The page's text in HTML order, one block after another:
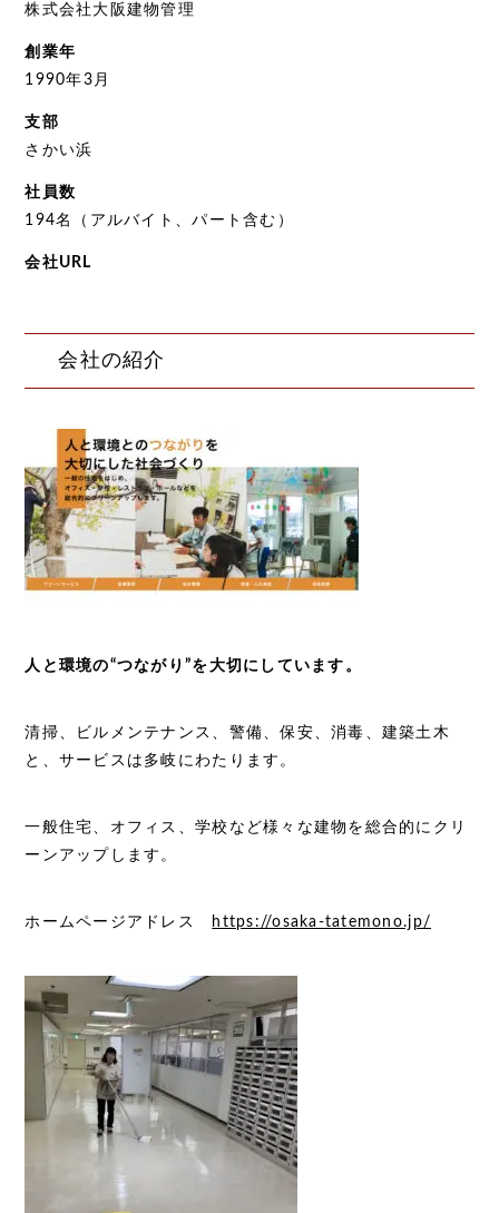
株式会社大阪建物管理
創業年
1990年3月
支部
さかい浜
社員数
194名（アルバイト、パート含む）
会社URL
会社の紹介
人と環境の“つながり”を大切にしています。
清掃、ビルメンテナンス、警備、保安、消毒、建築土木
と、サービスは多岐にわたります。
一般住宅、オフィス、学校など様々な建物を総合的にクリ
ーンアップします。
ホームページアドレス https://osaka-tatemono.jp/